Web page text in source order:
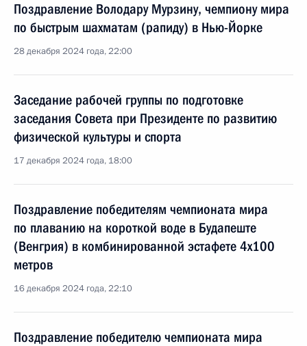
Поздравление Володару Мурзину, чемпиону мира
по быстрым шахматам (рапиду) в Нью-Йорке
28 декабря 2024 года, 22:00
Заседание рабочей группы по подготовке
заседания Совета при Президенте по развитию
физической культуры и спорта
17 декабря 2024 года, 18:00
Поздравление победителям чемпионата мира
по плаванию на короткой воде в Будапеште
(Венгрия) в комбинированной эстафете 4х100
метров
16 декабря 2024 года, 22:10
Поздравление победителю чемпионата мира